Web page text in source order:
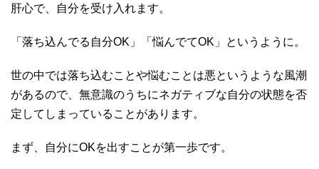
肝心で、自分を受け入れます。
「落ち込んでる自分OK」「悩んでてOK」というように。
世の中では落ち込むことや悩むことは悪というような風潮
があるので、無意識のうちにネガティブな自分の状態を否
定してしまっていることがあります。
まず、自分にOKを出すことが第一歩です。